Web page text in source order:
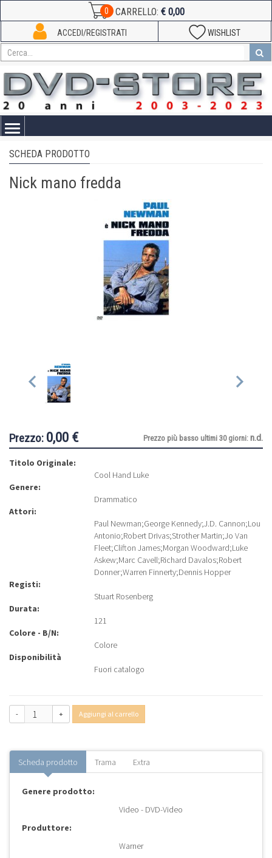
0 CARRELLO: € 0,00
WISHLIST
ACCEDI/REGISTRATI
Toggle
SCHEDA PRODOTTO
Nick mano fredda
Prezzo: 0,00 € Prezzo più basso ultimi 30 giorni: n.d.
Titolo Originale:
Cool Hand Luke
Genere:
Drammatico
Attori:
Paul Newman;George Kennedy;J.D. Cannon;Lou
Antonio;Robert Drivas;Strother Martin;Jo Van
Fleet;Clifton James;Morgan Woodward;Luke
Askew;Marc Cavell;Richard Davalos;Robert
Donner;Warren Finnerty;Dennis Hopper
Registi:
Stuart Rosenberg
Durata:
121
Colore - B/N:
Colore
Disponibilità
Fuori catalogo
- + Aggiungi al carrello
Scheda prodotto Trama Extra
Genere prodotto:
Video - DVD-Video
Produttore:
Warner